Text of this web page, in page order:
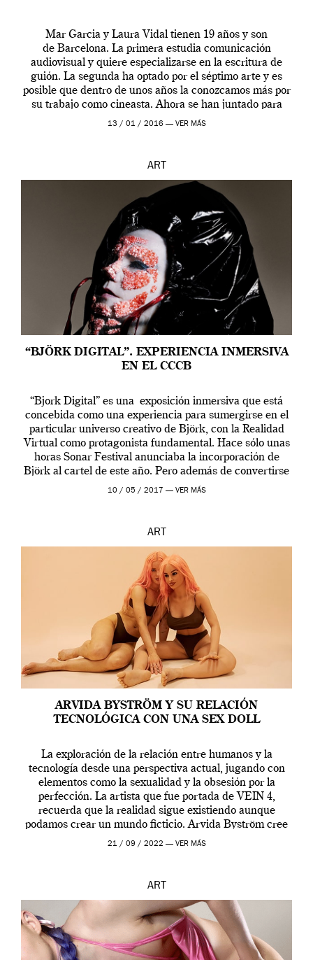
Mar Garcia y Laura Vidal tienen 19 años y son
de Barcelona. La primera estudia comunicación
audiovisual y quiere especializarse en la escritura de
guión. La segunda ha optado por el séptimo arte y es
posible que dentro de unos años la conozcamos más por
su trabajo como cineasta. Ahora se han juntado para
contarnos una […]
13 / 01 / 2016 — VER MÁS
ART
“BJÖRK DIGITAL”. EXPERIENCIA INMERSIVA
EN EL CCCB
“Bjork Digital” es una exposición inmersiva que está
concebida como una experiencia para sumergirse en el
particular universo creativo de Björk, con la Realidad
Virtual como protagonista fundamental. Hace sólo unas
horas Sonar Festival anunciaba la incorporación de
Björk al cartel de este año. Pero además de convertirse
en una de las actuaciones más relevantes […]
10 / 05 / 2017 — VER MÁS
ART
ARVIDA BYSTRÖM Y SU RELACIÓN
TECNOLÓGICA CON UNA SEX DOLL
La exploración de la relación entre humanos y la
tecnología desde una perspectiva actual, jugando con
elementos como la sexualidad y la obsesión por la
perfección. La artista que fue portada de VEIN 4,
recuerda que la realidad sigue existiendo aunque
podamos crear un mundo ficticio. Arvida Byström cree
que los humanos tienen un complejo […]
21 / 09 / 2022 — VER MÁS
ART